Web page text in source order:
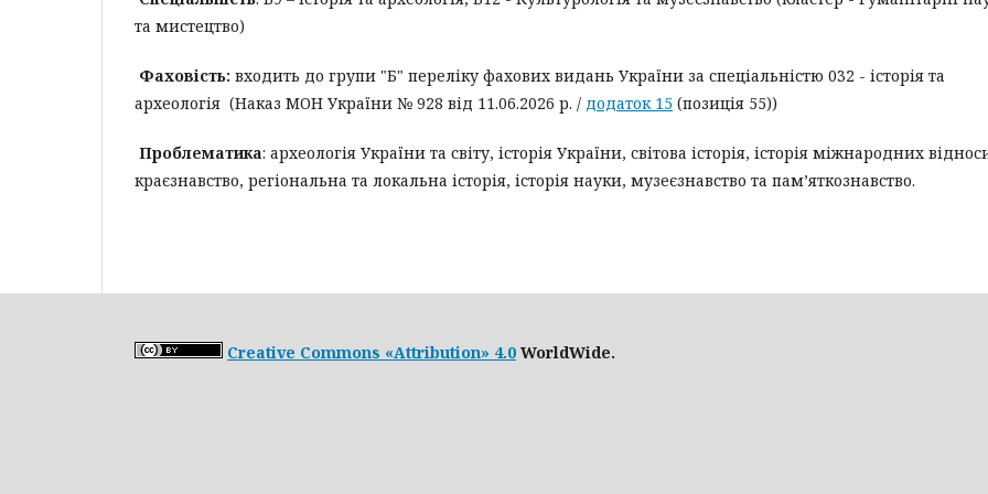
та мистецтво)
Фаховість: входить до групи "Б" переліку фахових видань України за спеціальністю 032 - історія та
археологія (Наказ МОН України № 928 від 11.06.2026 р. / додаток 15 (позиція 55))
Проблематика: археологія України та світу, історія України, світова історія, історія міжнародних
краєзнавство, регіональна та локальна історія, історія науки, музеєзнавство та пам’яткознавство.
Creative Commons «Attribution» 4.0 WorldWide.